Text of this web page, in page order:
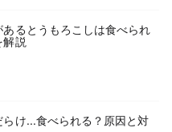
るとうもろこしは食べられ
解説
け...食べられる？原因と対